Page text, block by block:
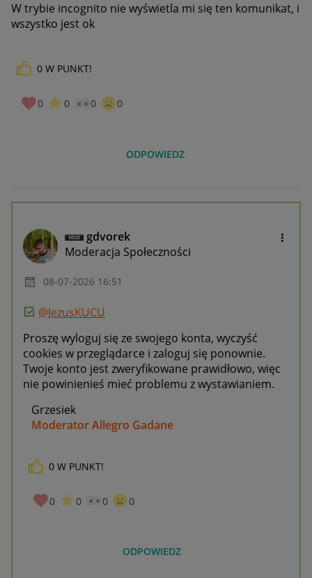
W trybie incognito nie wyświetla mi się ten komunikat, i
wszystko jest ok
0 W PUNKT!
0 0 0 0
ODPOWIEDZ
gdvorek
Moderacja Społeczności
‎08-07-2026 16:51
@JezusKUCU
Proszę wyloguj się ze swojego konta, wyczyść
cookies w przeglądarce i zaloguj się ponownie.
Twoje konto jest zweryfikowane prawidłowo, więc
nie powinienieś mieć problemu z wystawianiem.
Grzesiek
Moderator Allegro Gadane
0 W PUNKT!
0 0 0 0
ODPOWIEDZ